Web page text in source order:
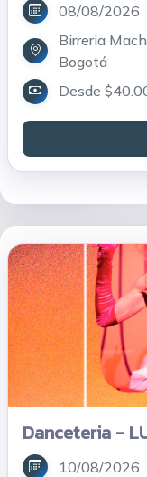
08/08/2026
Birreria
Bogotá
Desde
Danceteria -
10/08/2026